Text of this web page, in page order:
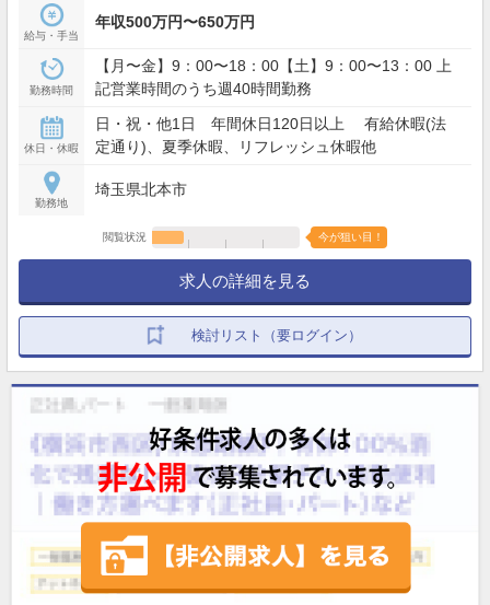
給与・手当
年収500万円〜650万円
勤務時間
【月〜金】9：00〜18：00【土】9：00〜13：00 上
記営業時間のうち週40時間勤務
休日・休暇
日・祝・他1日 年間休日120日以上 有給休暇(法
定通り)、夏季休暇、リフレッシュ休暇他
勤務地
埼玉県北本市
閲覧状況 今が狙い目！
求人の詳細を見る
検討リスト（要ログイン）